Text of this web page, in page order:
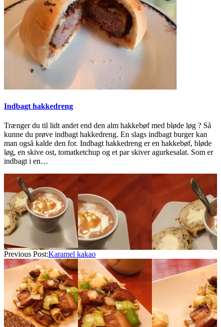
Indbagt hakkedreng
Trænger du til lidt andet end den alm hakkebøf med bløde løg ? Så
kunne du prøve indbagt hakkedreng. En slags indbagt burger kan
man også kalde den for. Indbagt hakkedreng er en hakkebøf, bløde
løg, en skive ost, tomatketchup og et par skiver agurkesalat. Som er
indbagt i en…
2024-
12
Previous Post:Karamel kakao